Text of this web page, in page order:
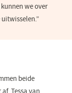
we over
beide
Tessa van